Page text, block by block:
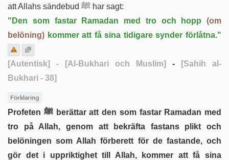
att Allahs sändebud ﷺ har sagt:
"Den som fastar Ramadan med tro och hopp (om
belöning) kommer att få sina tidigare synder förlåtna."
[Autentisk] - [Al-Bukhari och Muslim] -
[Sahih al-
Bukhari - 38]
Förklaring
Profeten ﷺ berättar att den som fastar Ramadan med
tro på Allah, genom att bekräfta fastans plikt och
belöningen som Allah förberett för de fastande, och
gör det i uppriktighet till Allah, kommer att få sina